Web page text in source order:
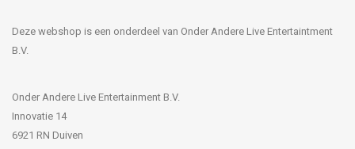
Deze webshop is een onderdeel van Onder Andere Live Entertaintment
B.V.
Onder Andere Live Entertainment B.V.
Innovatie 14
6921 RN Duiven